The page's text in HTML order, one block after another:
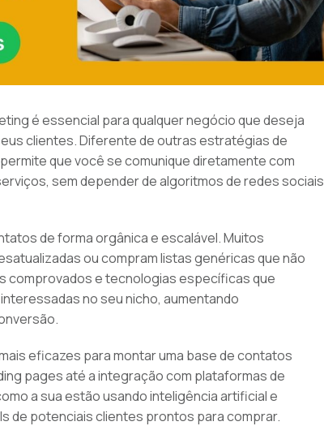
é essencial para qualquer negócio que deseja
clientes. Diferente de outras estratégias de
que você se comunique diretamente com
sem depender de algoritmos de redes sociais
de forma orgânica e escalável. Muitos
ou compram listas genéricas que não
comprovados e tecnologias específicas que
no seu nicho, aumentando
eficazes para montar uma base de contatos
pages até a integração com plataformas de
a sua estão usando inteligência artificial e
de potenciais clientes prontos para comprar.